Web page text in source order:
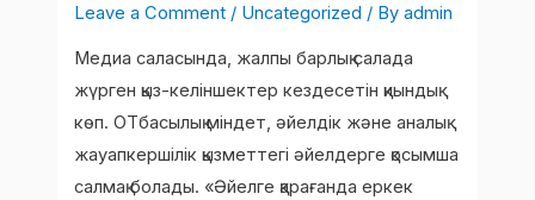
Leave a Comment / Uncategorized / Byadmin
Медиа саласында, жалпы барлық салада
жүрген қыз-келіншектер кездесетін қиындық
көп. ОТбасылық міндет, әйелдік және аналық
жауапкершілік қызметтегі әйелдерге қосымша
салмақ болады. «Әйелге қарағанда еркек